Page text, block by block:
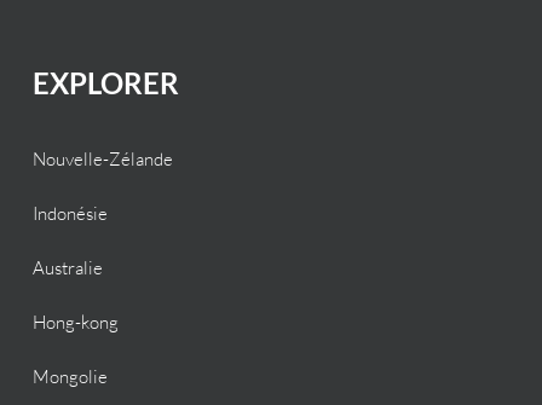
EXPLORER
Nouvelle-Zélande
Indonésie
Australie
Hong-kong
Mongolie